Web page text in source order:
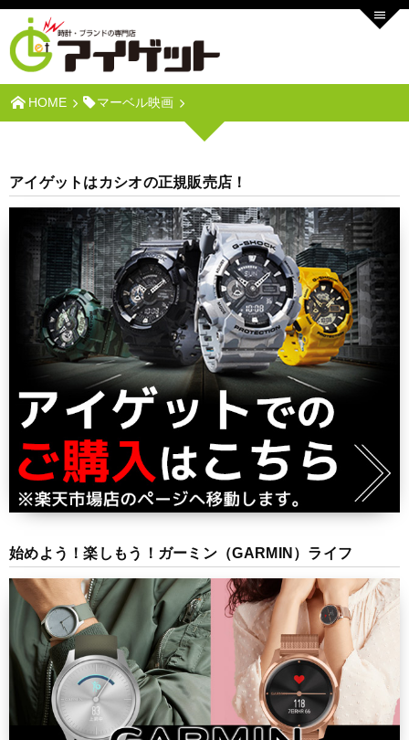
HOME マーベル映画
アイゲットはカシオの正規販売店！
始めよう！楽しもう！ガーミン（GARMIN）ライフ